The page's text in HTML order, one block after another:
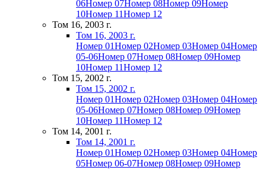
06Номер 07Номер 08Номер 09Номер
10Номер 11Номер 12
Том 16, 2003 г.
Том 16, 2003 г.
Номер 01Номер 02Номер 03Номер 04Номер
05-06Номер 07Номер 08Номер 09Номер
10Номер 11Номер 12
Том 15, 2002 г.
Том 15, 2002 г.
Номер 01Номер 02Номер 03Номер 04Номер
05-06Номер 07Номер 08Номер 09Номер
10Номер 11Номер 12
Том 14, 2001 г.
Том 14, 2001 г.
Номер 01Номер 02Номер 03Номер 04Номер
05Номер 06-07Номер 08Номер 09Номер